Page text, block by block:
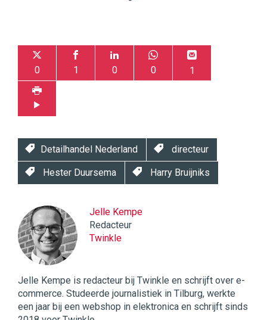
0 1 0 0 1
Detailhandel Nederland directeur
Hester Duursema Harry Bruijniks
Jelle Kempe
Redacteur
Twinkle
Jelle Kempe is redacteur bij Twinkle en schrijft over e-
commerce. Studeerde journalistiek in Tilburg, werkte
een jaar bij een webshop in elektronica en schrijft sinds